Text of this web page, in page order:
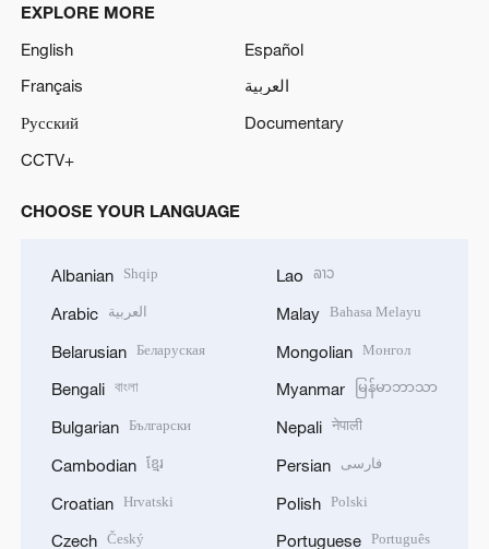
EXPLORE MORE
English
Español
Français
العربية
Русский
Documentary
CCTV+
CHOOSE YOUR LANGUAGE
Albanian Shqip
Arabic العربية
Belarusian Беларуская
Bengali বাংলা
Bulgarian Български
Cambodian ខ្មែរ
Croatian Hrvatski
Czech Český
Lao ລາວ
Malay Bahasa Melayu
Mongolian Монгол
Myanmar မြန်မာဘာသာ
Nepali नेपाली
Persian فارسی
Polish Polski
Portuguese Português